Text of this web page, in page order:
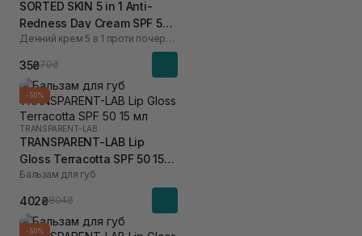
SORTED SKIN 5 in 1 Anti-
Redness Day Cream SPF 50
2 мл
Денний крем 5 в 1 проти почервоніння
35₴70₴
-50%
TRANSPARENT-LAB
TRANSPARENT-LAB Lip
Gloss Terracotta SPF 50 15
мл
Бальзам для губ
402₴804₴
-50%